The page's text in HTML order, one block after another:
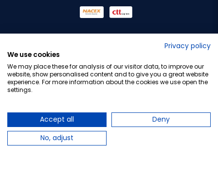
Privacy policy
We use cookies
We may place these for analysis of our visitor data, to improve our
website, show personalised content and to give you a great website
experience. For more information about the cookies we use open the
settings.
Accept all
Deny
No, adjust